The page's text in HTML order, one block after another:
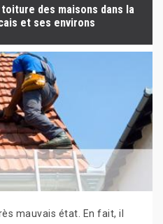
des maisons dans la
et ses environs
mauvais état. En fait, il